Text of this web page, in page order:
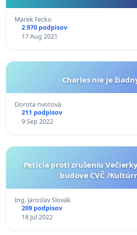
Marek Fecko
2 970 podpisov
17 Aug 2021
Charles nie je
Dorota nvotová
211 podpisov
9 Sep 2022
Petícia proti zrušeniu
budove CVČ /
Ing. Jaroslav Slovák
209 podpisov
18 Jul 2022